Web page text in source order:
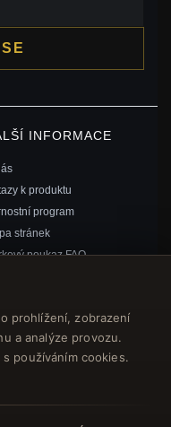
prohlížení, zobrazení
a analýze provozu.
používáním cookies.
INFORMACE
k produktu
program
stránek
poukaz FAQ
NÁS